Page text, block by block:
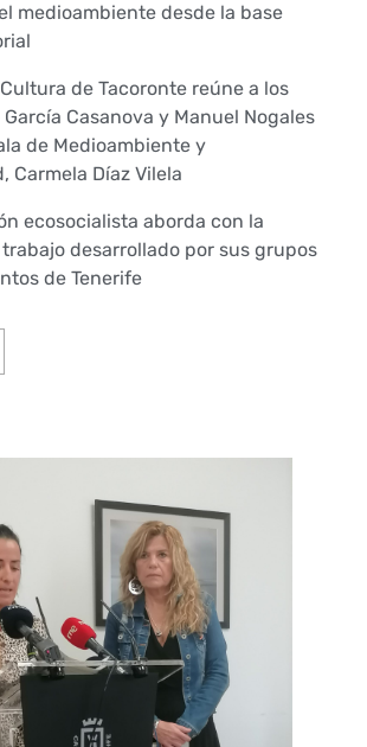
medioambiente desde la base
de Tacoronte reúne a los
Casanova y Manuel Nogales
de Medioambiente y
Carmela Díaz Vilela
ecosocialista aborda con la
desarrollado por sus grupos
de Tenerife